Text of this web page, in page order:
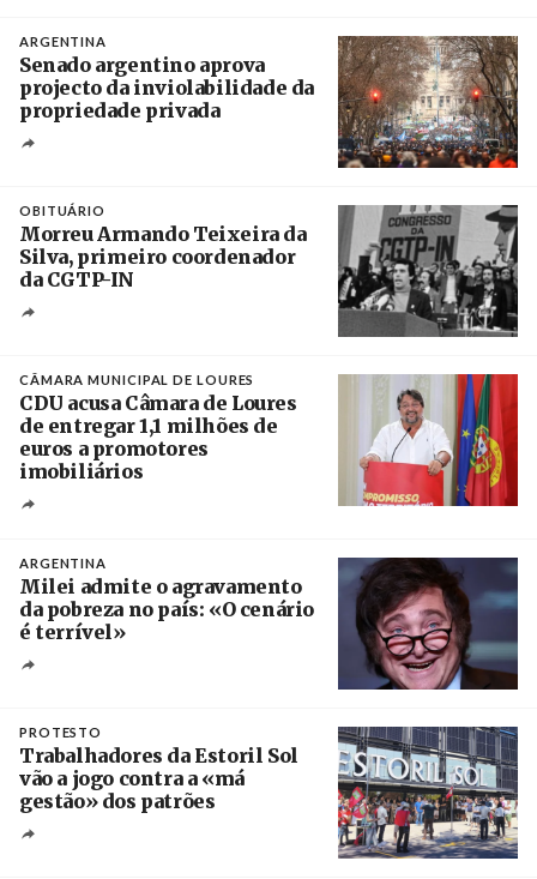
ARGENTINA
Senado argentino aprova
projecto da inviolabilidade da
propriedade privada
OBITUÁRIO
Morreu Armando Teixeira da
Silva, primeiro coordenador
da CGTP-IN
CÂMARA MUNICIPAL DE LOURES
CDU acusa Câmara de Loures
de entregar 1,1 milhões de
euros a promotores
imobiliários
ARGENTINA
Milei admite o agravamento
da pobreza no país: «O cenário
é terrível»
PROTESTO
Trabalhadores da Estoril Sol
vão a jogo contra a «má
gestão» dos patrões